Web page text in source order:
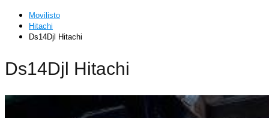
Movilisto
Hitachi
Ds14Djl Hitachi
Ds14Djl Hitachi